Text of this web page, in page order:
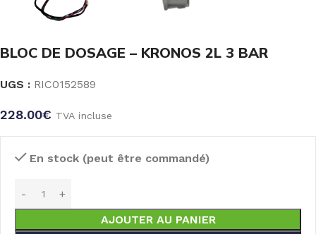
BLOC DE DOSAGE – KRONOS 2L 3 BAR
UGS : RIC0152589
228.00€ TVA incluse
En stock (peut être commandé)
AJOUTER AU PANIER